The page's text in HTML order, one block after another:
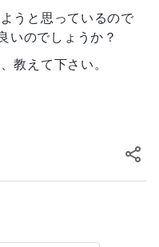
うと思っているので
いのでしょうか？
教えて下さい。